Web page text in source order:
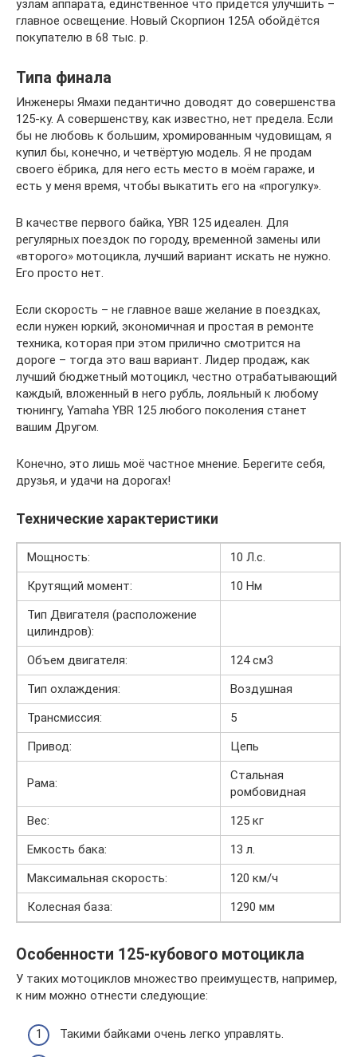
узлам аппарата, единственное что придётся улучшить –
главное освещение. Новый Скорпион 125А обойдётся
покупателю в 68 тыс. р.
Типа финала
Инженеры Ямахи педантично доводят до совершенства
125-ку. А совершенству, как известно, нет предела. Если
бы не любовь к большим, хромированным чудовищам, я
купил бы, конечно, и четвёртую модель. Я не продам
своего ёбрика, для него есть место в моём гараже, и
есть у меня время, чтобы выкатить его на «прогулку».
В качестве первого байка, YBR 125 идеален. Для
регулярных поездок по городу, временной замены или
«второго» мотоцикла, лучший вариант искать не нужно.
Его просто нет.
Если скорость – не главное ваше желание в поездках,
если нужен юркий, экономичная и простая в ремонте
техника, которая при этом прилично смотрится на
дороге – тогда это ваш вариант. Лидер продаж, как
лучший бюджетный мотоцикл, честно отрабатывающий
каждый, вложенный в него рубль, лояльный к любому
тюнингу, Yamaha YBR 125 любого поколения станет
вашим Другом.
Конечно, это лишь моё частное мнение. Берегите себя,
друзья, и удачи на дорогах!
Технические характеристики
Мощность:
10 Л.с.
Крутящий момент:
10 Нм
Тип Двигателя (расположение
цилиндров):
Объем двигателя:
124 см3
Тип охлаждения:
Воздушная
Трансмиссия:
5
Привод:
Цепь
Рама:
Стальная
ромбовидная
Вес:
125 кг
Емкость бака:
13 л.
Максимальная скорость:
120 км/ч
Колесная база:
1290 мм
Особенности 125-кубового мотоцикла
У таких мотоциклов множество преимуществ, например,
к ним можно отнести следующие:
Такими байками очень легко управлять.